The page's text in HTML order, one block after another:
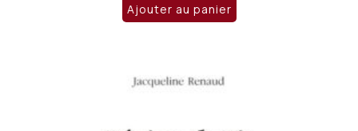
Ajouter au panier